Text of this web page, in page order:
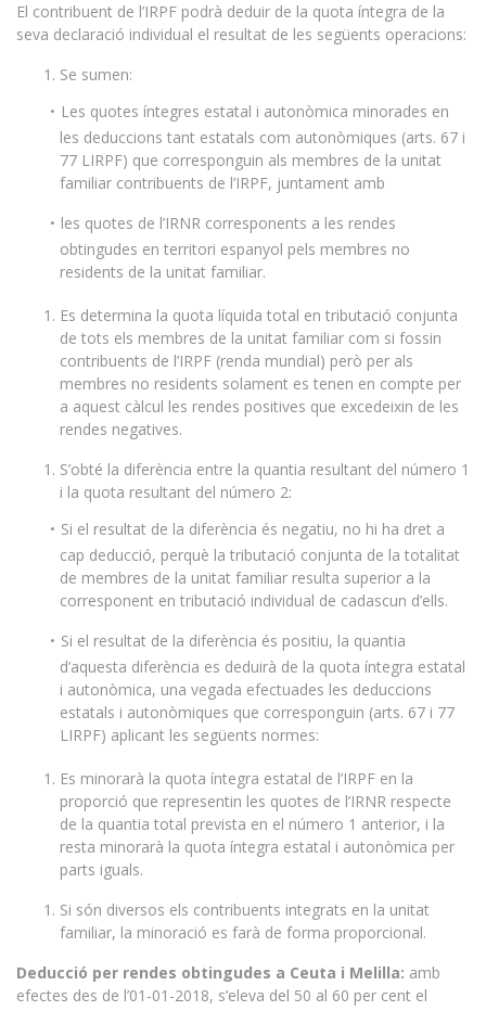
El contribuent de l’IRPF podrà deduir de la quota íntegra de la
seva declaració individual el resultat de les següents operacions:
Se sumen:
Les quotes íntegres estatal i autonòmica minorades en
les deduccions tant estatals com autonòmiques (arts. 67 i
77 LIRPF) que corresponguin als membres de la unitat
familiar contribuents de l’IRPF, juntament amb
les quotes de l’IRNR corresponents a les rendes
obtingudes en territori espanyol pels membres no
residents de la unitat familiar.
Es determina la quota líquida total en tributació conjunta
de tots els membres de la unitat familiar com si fossin
contribuents de l’IRPF (renda mundial) però per als
membres no residents solament es tenen en compte per
a aquest càlcul les rendes positives que excedeixin de les
rendes negatives.
S’obté la diferència entre la quantia resultant del número 1
i la quota resultant del número 2:
Si el resultat de la diferència és negatiu, no hi ha dret a
cap deducció, perquè la tributació conjunta de la totalitat
de membres de la unitat familiar resulta superior a la
corresponent en tributació individual de cadascun d’ells.
Si el resultat de la diferència és positiu, la quantia
d’aquesta diferència es deduirà de la quota íntegra estatal
i autonòmica, una vegada efectuades les deduccions
estatals i autonòmiques que corresponguin (arts. 67 i 77
LIRPF) aplicant les següents normes:
Es minorarà la quota íntegra estatal de l’IRPF en la
proporció que representin les quotes de l’IRNR respecte
de la quantia total prevista en el número 1 anterior, i la
resta minorarà la quota íntegra estatal i autonòmica per
parts iguals.
Si són diversos els contribuents integrats en la unitat
familiar, la minoració es farà de forma proporcional.
Deducció per rendes obtingudes a Ceuta i Melilla: amb
efectes des de l’01-01-2018, s’eleva del 50 al 60 per cent el